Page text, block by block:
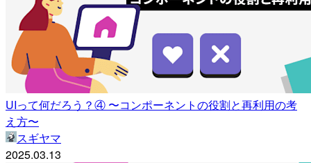
UIって何だろう？④ 〜コンポーネントの役割と再利用の考
え方〜
スギヤマ
2025.03.13